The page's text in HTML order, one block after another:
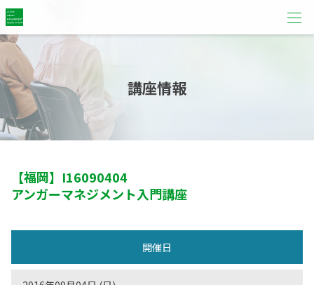
講座情報
【福岡】 I16090404
アンガーマネジメント入門講座
開催日